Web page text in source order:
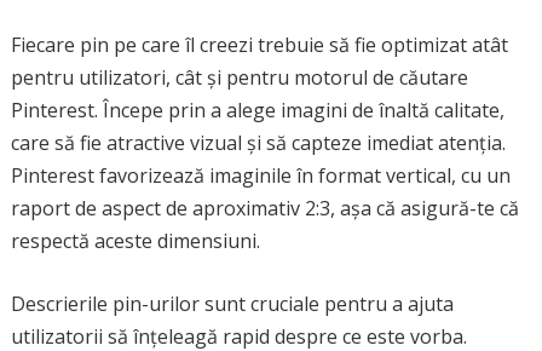
Fiecare pin pe care îl creezi trebuie să fie optimizat atât
pentru utilizatori, cât și pentru motorul de căutare
Pinterest. Începe prin a alege imagini de înaltă calitate,
care să fie atractive vizual și să capteze imediat atenția.
Pinterest favorizează imaginile în format vertical, cu un
raport de aspect de aproximativ 2:3, așa că asigură-te că
respectă aceste dimensiuni.
Descrierile pin-urilor sunt cruciale pentru a ajuta
utilizatorii să înțeleagă rapid despre ce este vorba.